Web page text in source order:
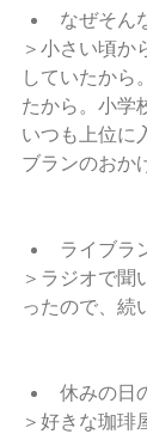
なぜそん
＞小さい頃か
していたから
たから。小学
いつも上位に
ブランのおか
ライブラ
＞ラジオで聞
ったので、続
休みの日
＞好きな珈琲